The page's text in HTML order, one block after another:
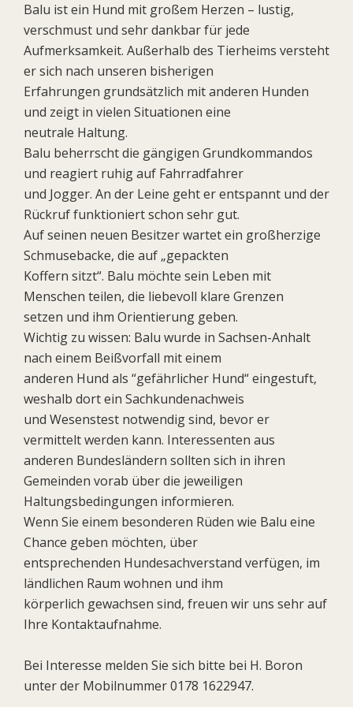
Balu ist ein Hund mit großem Herzen – lustig,
verschmust und sehr dankbar für jede
Aufmerksamkeit. Außerhalb des Tierheims versteht
er sich nach unseren bisherigen
Erfahrungen grundsätzlich mit anderen Hunden
und zeigt in vielen Situationen eine
neutrale Haltung.
Balu beherrscht die gängigen Grundkommandos
und reagiert ruhig auf Fahrradfahrer
und Jogger. An der Leine geht er entspannt und der
Rückruf funktioniert schon sehr gut.
Auf seinen neuen Besitzer wartet ein großherzige
Schmusebacke, die auf „gepackten
Koffern sitzt“. Balu möchte sein Leben mit
Menschen teilen, die liebevoll klare Grenzen
setzen und ihm Orientierung geben.
Wichtig zu wissen: Balu wurde in Sachsen-Anhalt
nach einem Beißvorfall mit einem
anderen Hund als “gefährlicher Hund“ eingestuft,
weshalb dort ein Sachkundenachweis
und Wesenstest notwendig sind, bevor er
vermittelt werden kann. Interessenten aus
anderen Bundesländern sollten sich in ihren
Gemeinden vorab über die jeweiligen
Haltungsbedingungen informieren.
Wenn Sie einem besonderen Rüden wie Balu eine
Chance geben möchten, über
entsprechenden Hundesachverstand verfügen, im
ländlichen Raum wohnen und ihm
körperlich gewachsen sind, freuen wir uns sehr auf
Ihre Kontaktaufnahme.
Bei Interesse melden Sie sich bitte bei H. Boron
unter der Mobilnummer 0178 1622947.